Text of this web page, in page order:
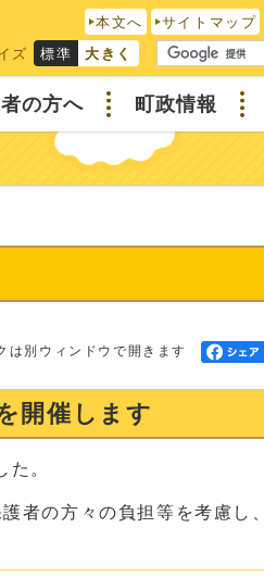
本文へ サイトマップ
ズ 標準 大きく
の方へ 町政情報
は別ウィンドウで開きます
開催します
。
者の方々の負担等を考慮し、